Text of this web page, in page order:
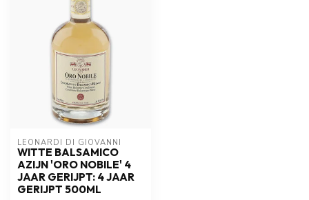
LEONARDI DI GIOVANNI
WITTE BALSAMICO
AZIJN 'ORO NOBILE' 4
JAAR GERIJPT: 4 JAAR
GERIJPT 500ML